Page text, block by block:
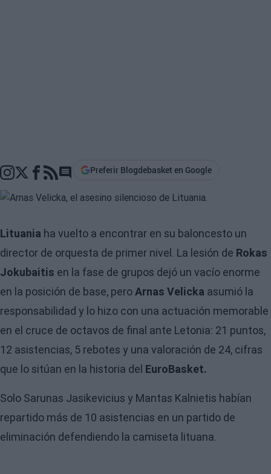
Go to comments section
Preferir Blogdebasket en Google
Lituania ha vuelto a encontrar en su baloncesto un
director de orquesta de primer nivel. La lesión de Rokas
Jokubaitis en la fase de grupos dejó un vacío enorme
en la posición de base, peroArnas Velicka asumió la
responsabilidad y lo hizo con una actuación memorable
en el cruce de octavos de final ante Letonia: 21 puntos,
12 asistencias, 5 rebotes y una valoración de 24, cifras
que lo sitúan en la historia del EuroBasket.
Solo Sarunas Jasikevicius y Mantas Kalnietis habían
repartido más de 10 asistencias en un partido de
eliminación defendiendo la camiseta lituana.